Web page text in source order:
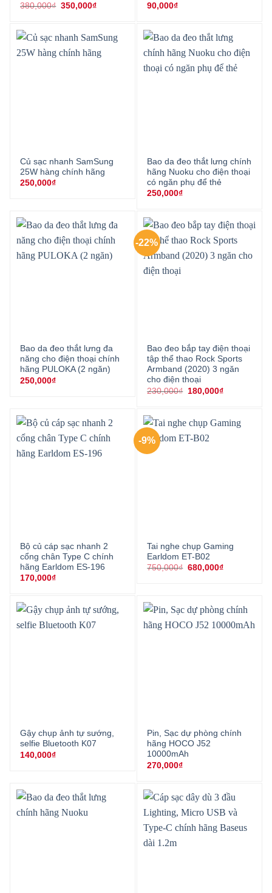
380,000₫ Giá
350,000₫Giá
350,000₫.
90,000₫
Củ sạc nhanh SamSung
25W hàng chính hãng
250,000₫
Bao da đeo thắt lưng chính
hãng Nuoku cho điện thoại
có ngăn phụ để thẻ
250,000₫
Bao da đeo thắt lưng đa
năng cho điện thoại chính
hãng PULOKA (2 ngăn)
250,000₫
-22%
Bao đeo bắp tay điện thoại
tập thể thao Rock Sports
Armband (2020) 3 ngăn
cho điện thoại
230,000₫ Giá
180,000₫Giá
180,000₫.
Bộ củ cáp sạc nhanh 2
cổng chân Type C chính
hãng Earldom ES-196
170,000₫
-9%
Tai nghe chụp Gaming
Earldom ET-B02
750,000₫ Giá
680,000₫Giá
Gậy chụp ảnh tự sướng,
selfie Bluetooth K07
140,000₫
Pin, Sạc dự phòng chính
hãng HOCO J52
10000mAh
270,000₫